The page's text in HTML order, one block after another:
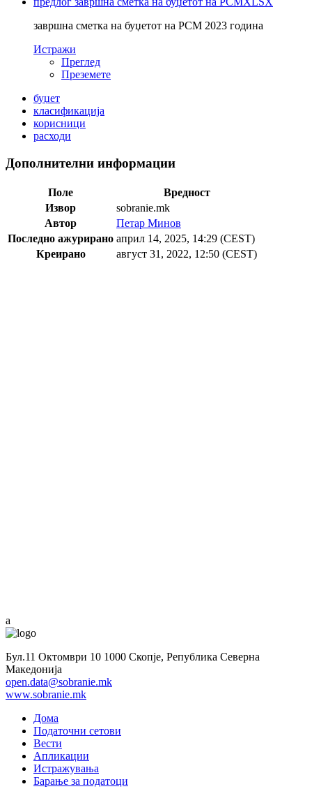
завршна сметка на буџетот на РСМ 2023 година
Истражи
Преглед
Преземете
буџет
класификација
корисници
расходи
Дополнителни информации
Поле
Вредност
Извор
sobranie.mk
Автор
Петар Минов
Последно ажурирано април 14, 2025, 14:29 (CEST)
Креирано
август 31, 2022, 12:50 (CEST)
a
Бул.11 Октомври 10 1000 Скопје, Република Северна
Македонија
open.data@sobranie.mk
www.sobranie.mk
Дома
Податочни сетови
Вести
Апликации
Истражувања
Барање за податоци